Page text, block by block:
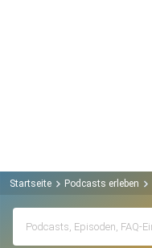
Startseite Podcasts erleben